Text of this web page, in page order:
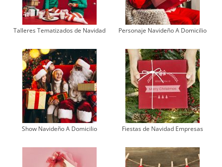
Talleres Tematizados de Navidad Personaje Navideño A Domicilio
Show Navideño A Domicilio Fiestas de Navidad Empresas